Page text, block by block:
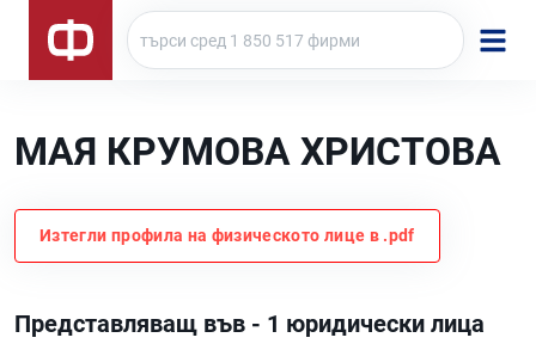
МАЯ КРУМОВА ХРИСТОВА
Изтегли профила на физическото лице в .pdf
Представляващ във - 1 юридически лица